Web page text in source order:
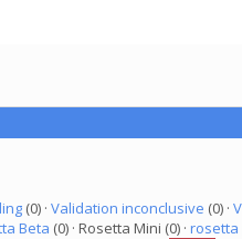
(0) · Validation inconclusive (0) ·
Beta (0) · Rosetta Mini (0) · rosetta